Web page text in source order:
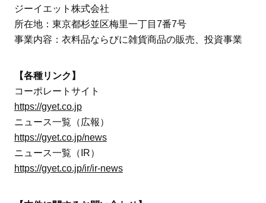
ジーイエット株式会社
所在地：東京都杉並区梅里一丁目7番7号
事業内容：衣料品ならびに雑貨商品の販売、投資事業
【各種リンク】
コーポレートサイト
https://gyet.co.jp
ニュース一覧（広報）
https://gyet.co.jp/news
ニュース一覧（IR）
https://gyet.co.jp/ir/ir-news